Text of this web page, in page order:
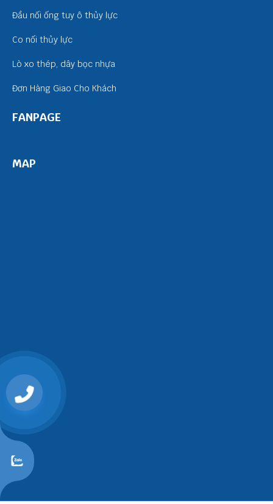
Đầu nối ống tuy ô thủy lực
Co nối thủy lực
Lò xo thép, dây bọc nhựa
Đơn Hàng Giao Cho Khách
FANPAGE
MAP
0868107515